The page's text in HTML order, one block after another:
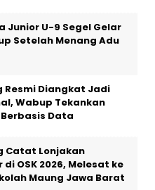
Junior U-9 Segel Gelar
Setelah Menang Adu
Resmi Diangkat Jadi
Wabup Tekankan
Data
Catat Lonjakan
OSK 2026, Melesat ke
Maung Jawa Barat